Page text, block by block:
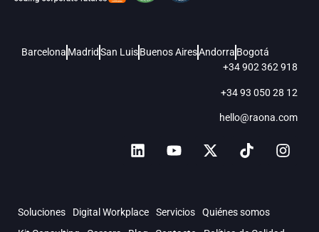
Barcelona MadridSan LuisBuenos AiresAndorra Bogotá
+34 902 362 918
+34 93 050 28 12
hello@raona.com
Soluciones Digital Workplace Servicios
Quiénes somos